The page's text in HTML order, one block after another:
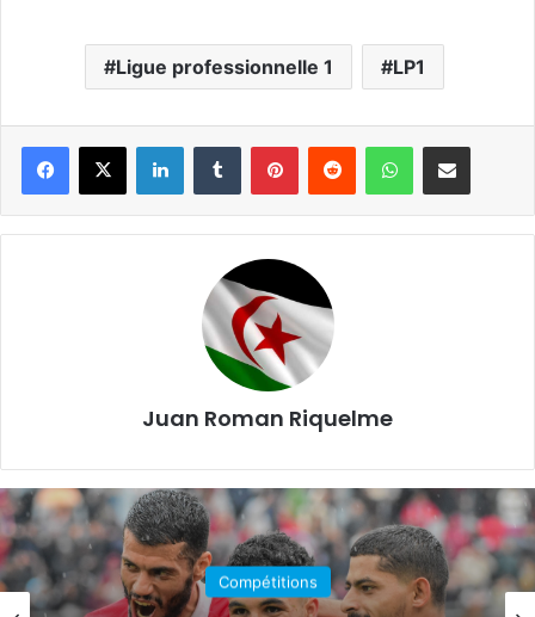
Ligue professionnelle 1 LP1
Juan Roman Riquelme
Compétitions